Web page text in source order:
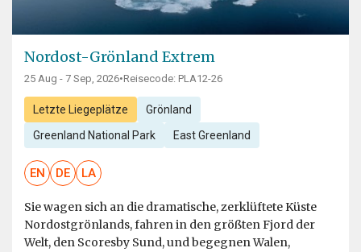
Nordost-Grönland Extrem
25 Aug - 7 Sep, 2026•Reisecode: PLA12-26
Letzte Liegeplätze Grönland
Greenland National Park East Greenland
EN DE LA
Sie wagen sich an die dramatische, zerklüftete Küste
Nordostgrönlands, fahren in den größten Fjord der
Welt, den Scoresby Sund, und begegnen Walen,